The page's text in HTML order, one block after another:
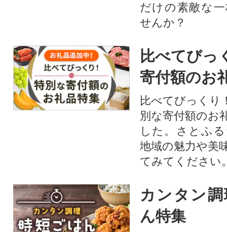
だけの素敵な
せんか？
比べてびっ
寄付額のお
比べてびっくり
別な寄付額のお
した。さとふ
地域の魅力や美
てみてください
カンタン
ん特集